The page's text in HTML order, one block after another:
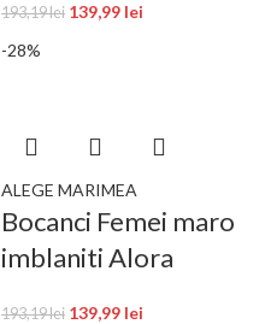
193,19lei 139,99 lei
-28%
ALEGE MARIMEA
Bocanci Femei maro
imblaniti Alora
193,19lei 139,99 lei